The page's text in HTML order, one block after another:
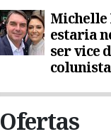
Michelle
estaria
ser vice
colunista
Ofertas